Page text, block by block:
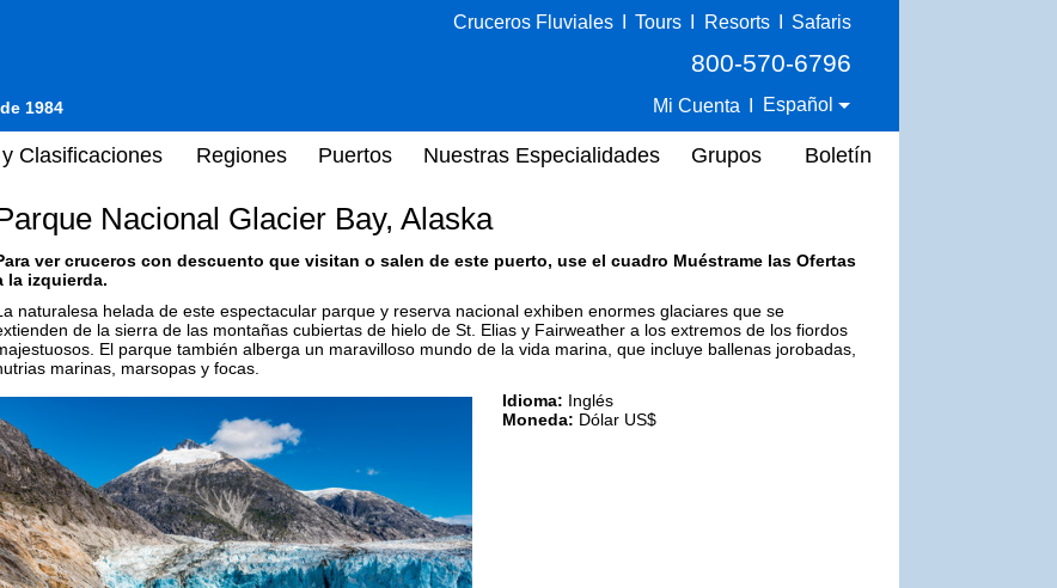
1984
Cruceros Fluviales Tours Resorts Safaris
800-570-6796
Mi Cuenta Español
Clasificaciones Regiones Puertos Nuestras Especialidades Grupos Boletín
Nacional Glacier Bay, Alaska
ver cruceros con descuento que visitan o salen de este puerto, use el cuadro Muéstrame las Ofertas
la izquierda.
naturalesa helada de este espectacular parque y reserva nacional exhiben enormes glaciares que se
de la sierra de las montañas cubiertas de hielo de St. Elias y Fairweather a los extremos de los fiordos
El parque también alberga un maravilloso mundo de la vida marina, que incluye ballenas jorobadas,
marinas, marsopas y focas.
Idioma: Inglés
Moneda: Dólar US$